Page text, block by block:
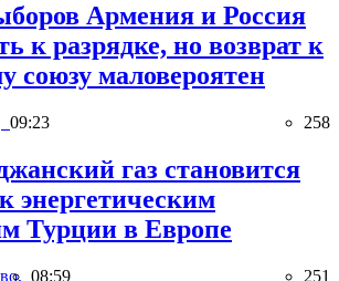
Армения и Россия
к разрядке, но возврат к
союзу маловероятен
09:23 258
газ становится
энергетическим
Турции в Европе
08:59 251